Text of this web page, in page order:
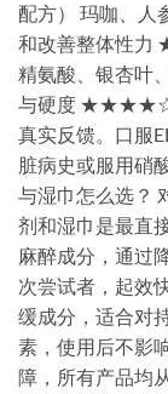
配方） 玛咖、人
和改善整体性
精氨酸、银杏叶
与硬度 ★★★★☆
真实反馈。口服
脏病史或服用硝
与湿巾怎么选？
剂和湿巾是最直
麻醉成分，通过
次尝试者，起效
缓成分，适合对
素，使用后不影
障，所有产品均